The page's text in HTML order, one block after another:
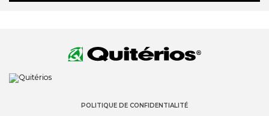
POLITIQUE DE CONFIDENTIALITÉ